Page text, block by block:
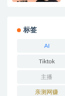
标签
AI
Tiktok
主播
亲测网赚